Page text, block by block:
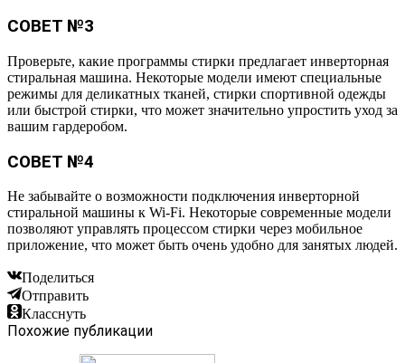
СОВЕТ №3
Проверьте, какие программы стирки предлагает инверторная
стиральная машина. Некоторые модели имеют специальные
режимы для деликатных тканей, стирки спортивной одежды
или быстрой стирки, что может значительно упростить уход за
вашим гардеробом.
СОВЕТ №4
Не забывайте о возможности подключения инверторной
стиральной машины к Wi-Fi. Некоторые современные модели
позволяют управлять процессом стирки через мобильное
приложение, что может быть очень удобно для занятых людей.
Поделиться
Отправить
Класснуть
Похожие публикации